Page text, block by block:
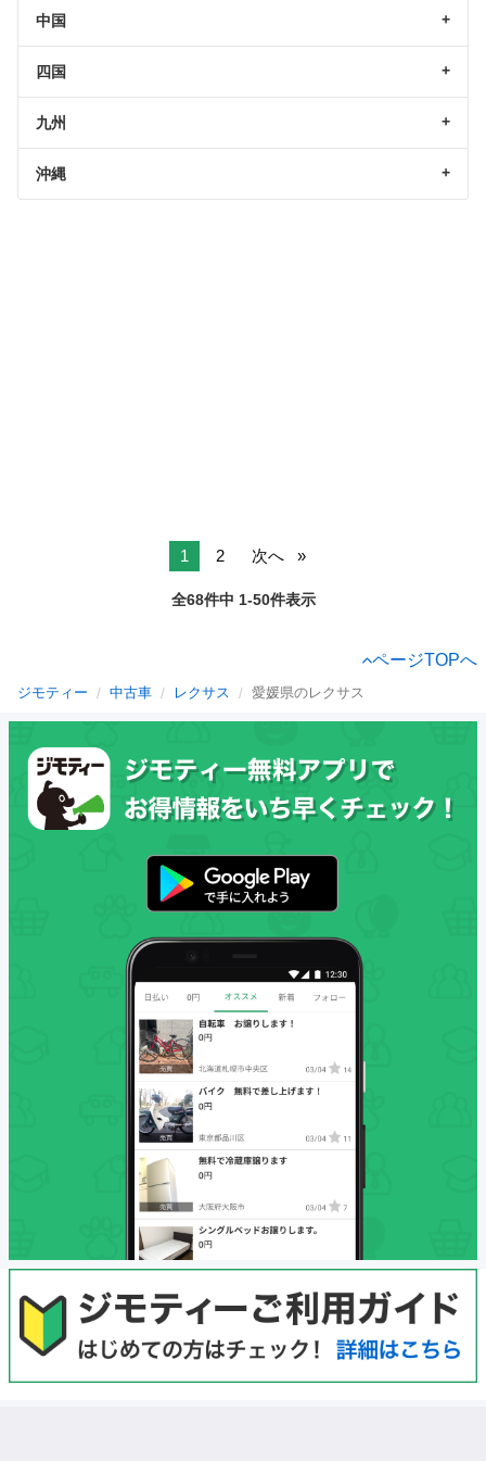
中国
四国
九州
沖縄
1 2 次へ
全68件中 1-50件表示
ページTOPへ
ジモティー 中古車 レクサス 愛媛県のレクサス